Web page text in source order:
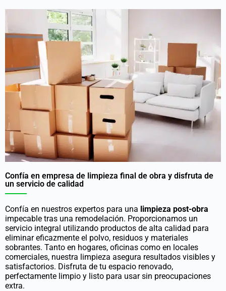
Confía en empresa de limpieza final de obra y disfruta de
un servicio de calidad
Confía en nuestros expertos para una limpieza post-obra
impecable tras una remodelación. Proporcionamos un
servicio integral utilizando productos de alta calidad para
eliminar eficazmente el polvo, residuos y materiales
sobrantes. Tanto en hogares, oficinas como en locales
comerciales, nuestra limpieza asegura resultados visibles y
satisfactorios. Disfruta de tu espacio renovado,
perfectamente limpio y listo para usar sin preocupaciones
extra.